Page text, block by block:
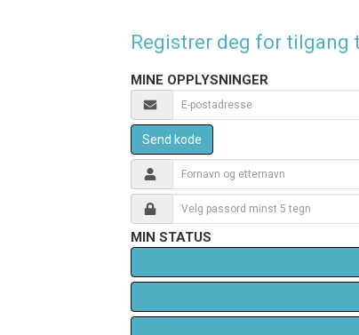
Registrer deg for tilgang
MINE OPPLYSNINGER
Send kode
MIN STATUS